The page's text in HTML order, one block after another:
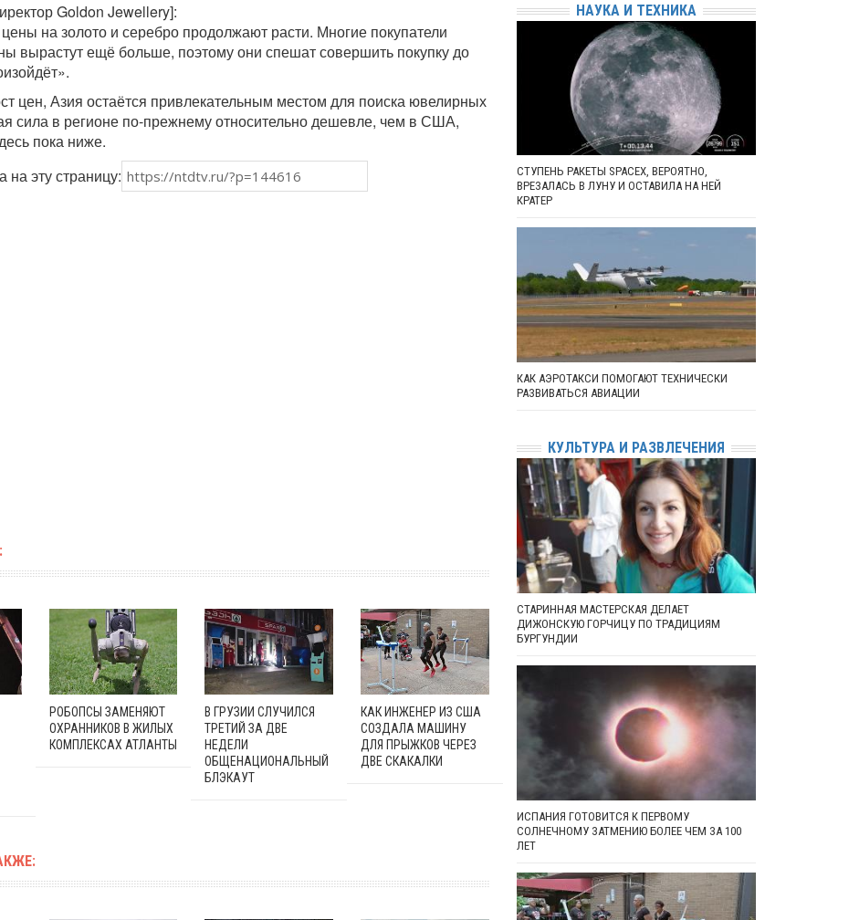
Goldon Jewellery]:
на золото и серебро продолжают расти. Многие покупатели
вырастут ещё больше, поэтому они спешат совершить покупку до
цен, Азия остаётся привлекательным местом для поиска ювелирных
сила в регионе по-прежнему относительно дешевле, чем в США,
пока ниже.
на эту страницу:
РОБОПСЫ ЗАМЕНЯЮТ
ОХРАННИКОВ В ЖИЛЫХ
КОМПЛЕКСАХ АТЛАНТЫ
В ГРУЗИИ СЛУЧИЛСЯ
ТРЕТИЙ ЗА ДВЕ
НЕДЕЛИ
ОБЩЕНАЦИОНАЛЬНЫЙ
БЛЭКАУТ
КАК ИНЖЕНЕР ИЗ США
СОЗДАЛА МАШИНУ
ДЛЯ ПРЫЖКОВ ЧЕРЕЗ
ДВЕ СКАКАЛКИ
НАУКА И ТЕХНИКА
СТУПЕНЬ РАКЕТЫ SPACEX, ВЕРОЯТНО,
ВРЕЗАЛАСЬ В ЛУНУ И ОСТАВИЛА НА НЕЙ
КРАТЕР
КАК АЭРОТАКСИ ПОМОГАЮТ ТЕХНИЧЕСКИ
РАЗВИВАТЬСЯ АВИАЦИИ
КУЛЬТУРА И РАЗВЛЕЧЕНИЯ
СТАРИННАЯ МАСТЕРСКАЯ ДЕЛАЕТ
ДИЖОНСКУЮ ГОРЧИЦУ ПО ТРАДИЦИЯМ
БУРГУНДИИ
ИСПАНИЯ ГОТОВИТСЯ К ПЕРВОМУ
СОЛНЕЧНОМУ ЗАТМЕНИЮ БОЛЕЕ ЧЕМ ЗА 100
ЛЕТ